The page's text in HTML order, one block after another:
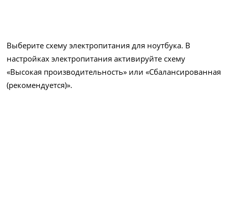
Выберите схему электропитания для ноутбука. В
настройках электропитания активируйте схему
«Высокая производительность» или «Сбалансированная
(рекомендуется)».